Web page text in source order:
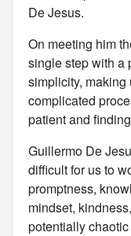
De Jesus.
On meeting him
single step with a
simplicity, making
complicated
patient and
Guillermo De
difficult for us to
promptness,
mindset,
potentially